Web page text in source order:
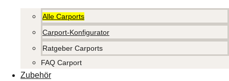
Alle Carports
Carport-Konfigurator
Ratgeber Carports
FAQ Carport
Zubehör